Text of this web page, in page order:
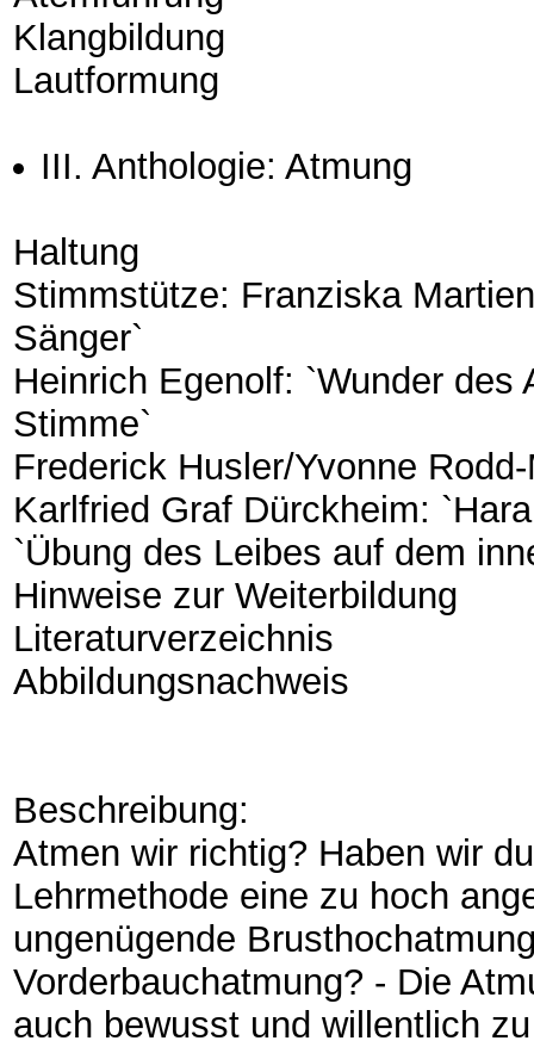
Klangbildung
Lautformung
III. Anthologie: Atmung
Haltung
Stimmstütze: Franziska
Sänger`
Heinrich Egenolf: `Wunder
Stimme`
Frederick Husler/Yvonne
Karlfried Graf Dürckheim:
`Übung des Leibes auf dem
Hinweise zur Weiterbildung
Literaturverzeichnis
Abbildungsnachweis
Beschreibung:
Atmen wir richtig? Haben wir
Lehrmethode eine zu hoch
ungenügende
Vorderbauchatmung? - Die
auch bewusst und willentlich